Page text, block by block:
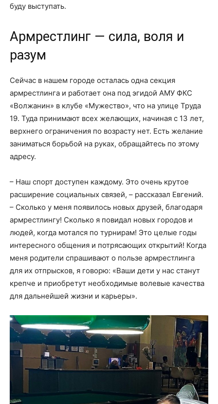
буду выступать.
Армрестлинг — сила, воля и
разум
Сейчас в нашем городе осталась одна секция
армрестлинга и работает она под эгидой АМУ ФКС
«Волжанин» в клубе «Мужество», что на улице Труда
19. Туда принимают всех желающих, начиная с 13 лет,
верхнего ограничения по возрасту нет. Есть желание
заниматься борьбой на руках, обращайтесь по этому
адресу.
– Наш спорт доступен каждому. Это очень крутое
расширение социальных связей, – рассказал Евгений.
– Сколько у меня появилось новых друзей, благодаря
армрестлингу! Сколько я повидал новых городов и
людей, когда мотался по турнирам! Это целые годы
интересного общения и потрясающих открытий! Когда
меня родители спрашивают о пользе армрестлинга
для их отпрысков, я говорю: «Ваши дети у нас станут
крепче и приобретут необходимые волевые качества
для дальнейшей жизни и карьеры».